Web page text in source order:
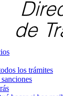
los trámites